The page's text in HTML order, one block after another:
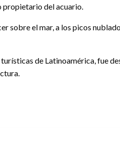
propietario del acuario.
sobre el mar, a los picos
de Latinoamérica, fue